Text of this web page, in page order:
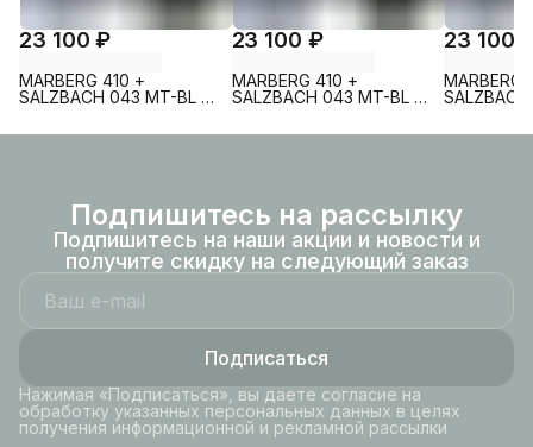
23 100 ₽
MARBERG 410 +
SALZBACH 043 MT-BL +
23 100 ₽
MARBERG 410 +
SALZBACH 043 MT-BL +
23 100
MARBERG
Подпишитесь на рассылку
Подпишитесь на наши акции и новости и
получите скидку на следующий заказ
Подписаться
Нажимая «Подписаться», вы даете согласие на
обработку указанных персональных данных в целях
получения информационной и рекламной рассылки